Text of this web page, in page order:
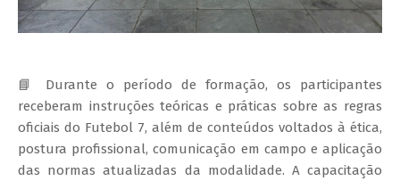
📘 Durante o período de formação, os participantes
receberam instruções teóricas e práticas sobre as regras
oficiais do Futebol 7, além de conteúdos voltados à ética,
postura profissional, comunicação em campo e aplicação
das normas atualizadas da modalidade. A capacitação